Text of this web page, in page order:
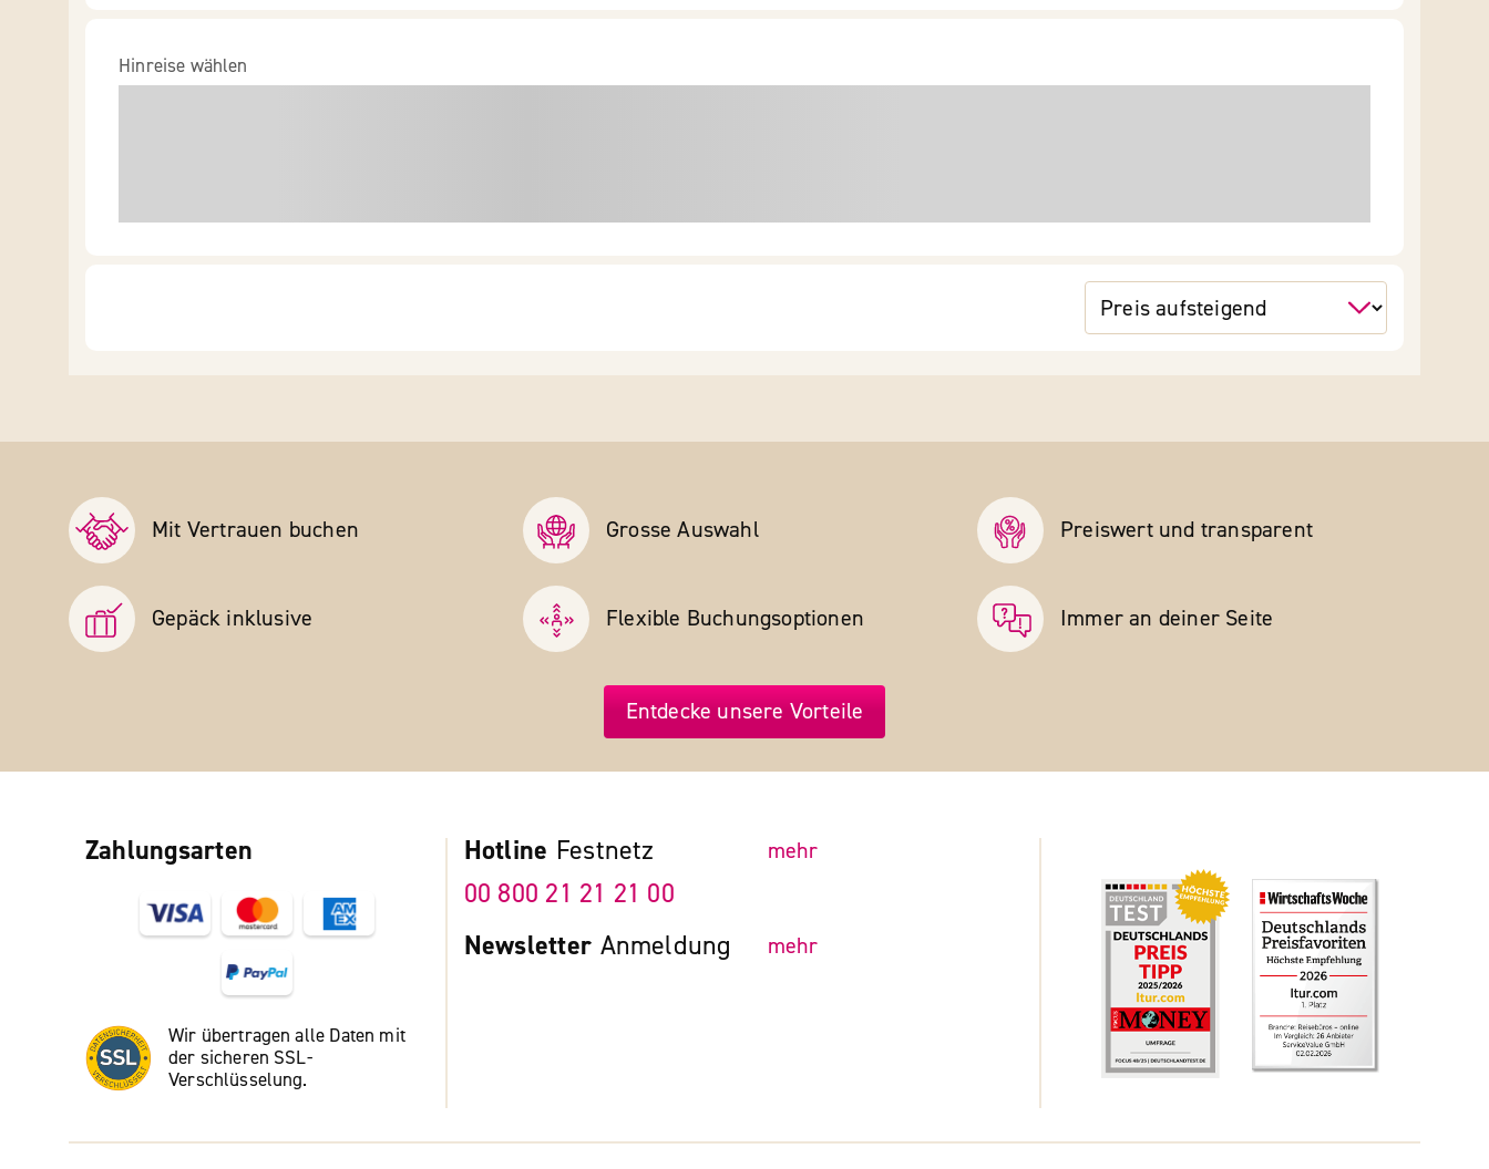
Hinreise wählen
Mit Vertrauen buchen Grosse Auswahl Preiswert und transparent
Gepäck inklusive Flexible Buchungs­optionen Immer an deiner Seite
Entdecke unsere Vorteile
Zahlungsarten
Wir übertragen alle Daten mit
der sicheren SSL-
Verschlüsselung.
Hotline Festnetz mehr
00 800 21 21 21 00
Newsletter Anmeldung mehr